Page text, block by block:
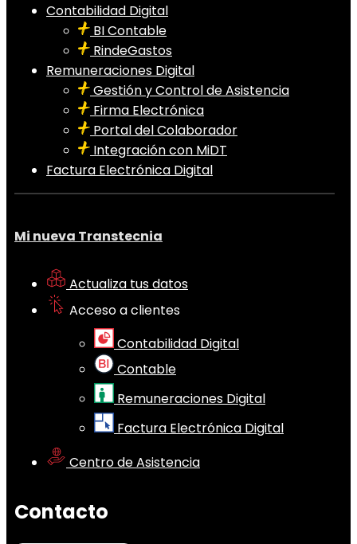
Contabilidad Digital
BI Contable
RindeGastos
Remuneraciones Digital
Gestión y Control de Asistencia
Firma Electrónica
Portal del Colaborador
Integración con MiDT
Factura Electrónica Digital
Mi nueva Transtecnia
Actualiza tus datos
Acceso a clientes
Contabilidad Digital
Contable
Remuneraciones Digital
Factura Electrónica Digital
Centro de Asistencia
Contacto